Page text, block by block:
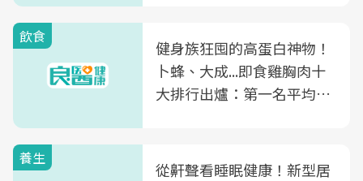
飲食
健身族狂囤的高蛋白神物！
卜蜂、大成...即食雞胸肉十
大排行出爐：第一名平均一
養生
從鼾聲看睡眠健康！新型居